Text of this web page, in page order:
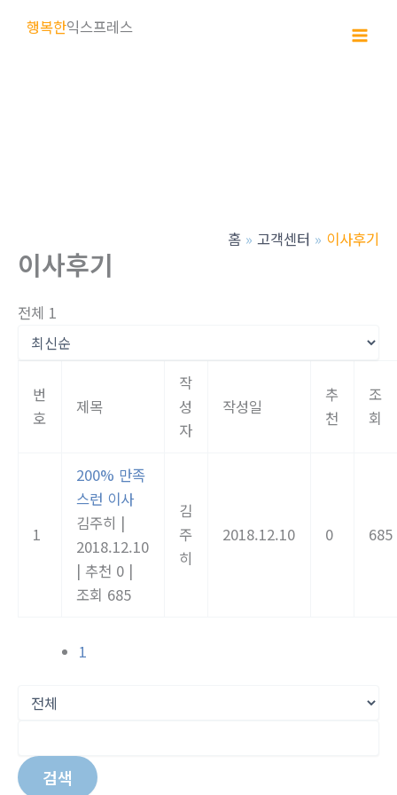
행복한익스프레스
홈 고객센터 이사후기
이사후기
전체 1
번
호
제목
작
성
자
작성일
추
천
조
회
1
200% 만족
스런 이사
김주히 |
2018.12.10
| 추천 0 |
조회 685
김
주
히
2018.12.10 0 685
1
검색